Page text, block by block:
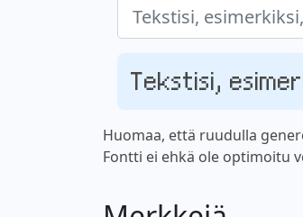
Tekstisi,
Huomaa, että ruudulla
Fontti ei ehkä ole optimoitu